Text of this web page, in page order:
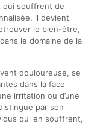
souffrent de
il devient
le bien-être,
le domaine de la
douloureuse, se
dans la face
irritation ou d’une
par son
qui en souffrent,